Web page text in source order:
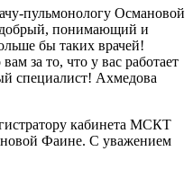
пульмонологу Османовой
понимающий и
бы таких врачей!
за то, что у вас работает
специалист! Ахмедова
кабинета МСКТ
Фаине. С уважением